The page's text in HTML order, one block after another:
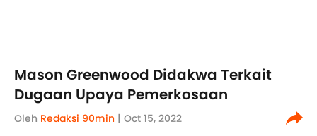
Mason Greenwood Didakwa Terkait
Dugaan Upaya Pemerkosaan
Oleh Redaksi 90min | Oct 15, 2022